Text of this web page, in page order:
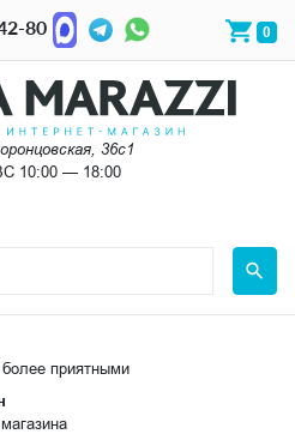
80 0
36с1
10:00 — 18:00
приятными